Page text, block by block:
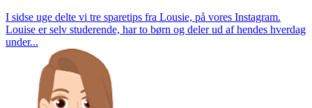
I sidse uge delte vi tre sparetips fra Lousie, på vores Instagram.
Louise er selv studerende, har to børn og deler ud af hendes hverdag
under...